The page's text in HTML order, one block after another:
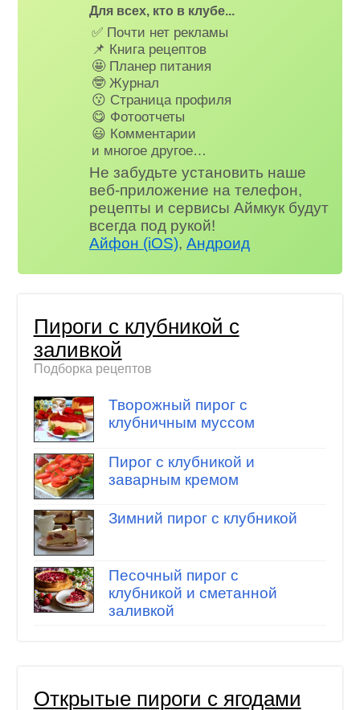
Для всех, кто в клубе...
✅ Почти нет рекламы
📌 Книга рецептов
🤩 Планер питания
🤓 Журнал
😗 Страница профиля
😋 Фотоотчеты
😃 Комментарии
и многое другое…
Не забудьте установить наше
веб-приложение на телефон,
рецепты и сервисы Аймкук будут
всегда под рукой!
Айфон (iOS),Андроид
Пироги с клубникой с
заливкой
Подборка рецептов
Творожный пирог с
клубничным муссом
Пирог с клубникой и
заварным кремом
Зимний пирог с клубникой
Песочный пирог с
клубникой и сметанной
заливкой
Открытые пироги с ягодами